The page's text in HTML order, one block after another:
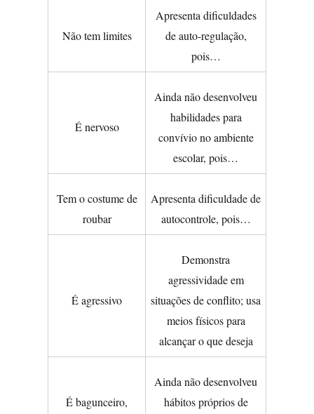
Não tem limites
Apresenta dificuldades
de auto-regulação,
pois…
É nervoso
Ainda não desenvolveu
habilidades para
convívio no ambiente
escolar, pois…
Tem o costume de
roubar
Apresenta dificuldade de
autocontrole, pois…
É agressivo
Demonstra
agressividade em
situações de conflito; usa
meios físicos para
alcançar o que deseja
É bagunceiro,
Ainda não desenvolveu
hábitos próprios de